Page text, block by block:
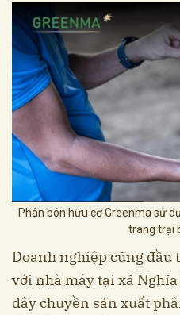
Phân bón hữu cơ Greenma sử
trang trại
Doanh nghiệp cũng đầu
với nhà máy tại xã
dây chuyền sản xuất